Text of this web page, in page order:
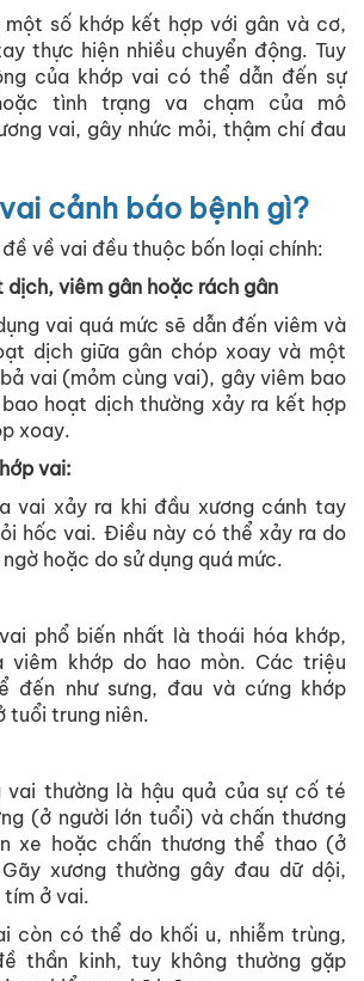
số khớp kết hợp với gân và cơ,
thực hiện nhiều chuyển động. Tuy
của khớp vai có thể dẫn đến sự
tình trạng va chạm của mô
vai, gây nhức mỏi, thậm chí đau
cảnh báo bệnh gì?
về vai đều thuộc bốn loại chính:
dịch, viêm gân hoặc rách gân
vai quá mức sẽ dẫn đến viêm và
dịch giữa gân chóp xoay và một
vai (mỏm cùng vai), gây viêm bao
hoạt dịch thường xảy ra kết hợp
xoay.
vai:
vai xảy ra khi đầu xương cánh tay
hốc vai. Điều này có thể xảy ra do
hoặc do sử dụng quá mức.
phổ biến nhất là thoái hóa khớp,
viêm khớp do hao mòn. Các triệu
đến như sưng, đau và cứng khớp
tuổi trung niên.
vai thường là hậu quả của sự cố té
(ở người lớn tuổi) và chấn thương
xe hoặc chấn thương thể thao (ở
xương thường gây đau dữ dội,
tím ở vai.
còn có thể do khối u, nhiễm trùng,
thần kinh, tuy không thường gặp